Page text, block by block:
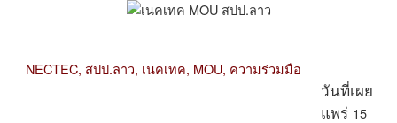
NECTEC, สปป.ลาว, เนคเทค, MOU, ความร่วมมือ
วันที่เผย
แพร่ 15